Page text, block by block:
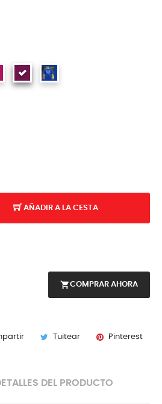
AÑADIR A LA CESTA
shopping_cartCOMPRAR AHORA
Tuitear Pinterest
DEL PRODUCTO